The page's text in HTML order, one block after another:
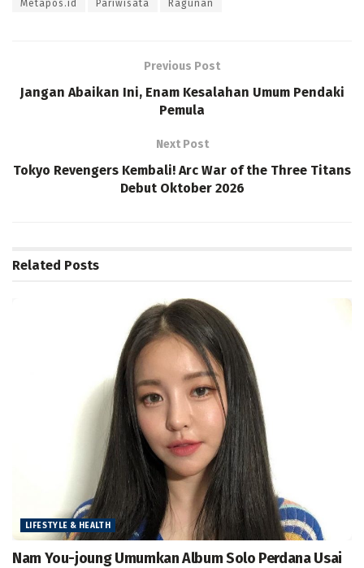
Metapos.id Pariwisata Ragunan
Previous Post
Jangan Abaikan Ini, Enam Kesalahan Umum Pendaki
Pemula
Next Post
Tokyo Revengers Kembali! Arc War of the Three Titans
Debut Oktober 2026
Related Posts
LIFESTYLE & HEALTH
Nam You-joung Umumkan Album Solo Perdana Usai